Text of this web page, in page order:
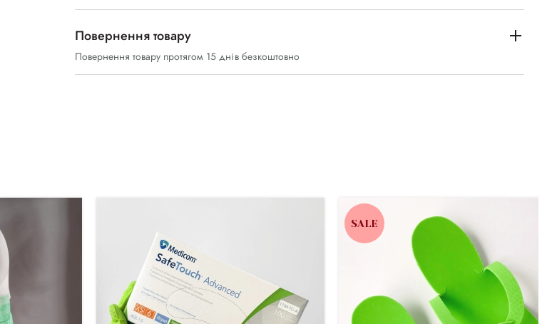
Повернення товару
Повернення товару протягом 15 днів безкоштовно
SALE